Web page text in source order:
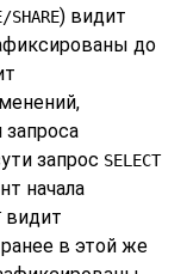
SHARE) видит
до
запрос SELECT
начала
видит
в этой же